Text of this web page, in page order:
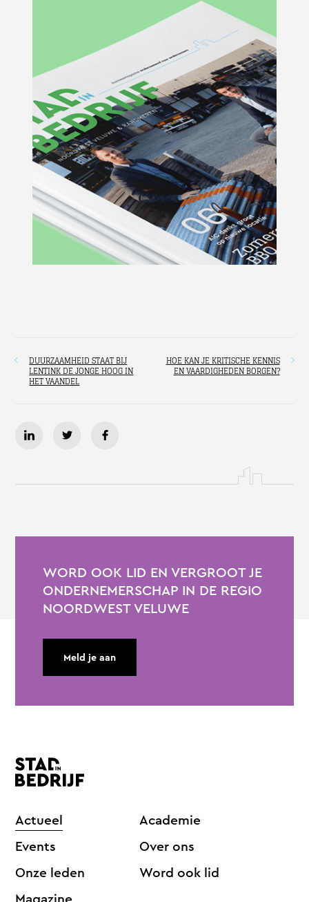
DUURZAAMHEID STAAT BIJ
LENTINK DE JONGE HOOG IN
HET VAANDEL
HOE KAN JE KRITISCHE KENNIS
EN VAARDIGHEDEN BORGEN?
WORD OOK LID EN VERGROOT JE
ONDERNEMERSCHAP IN DE REGIO
NOORDWEST VELUWE
Meld je aan
Actueel
Events
Onze leden
Academie
Over ons
Word ook lid